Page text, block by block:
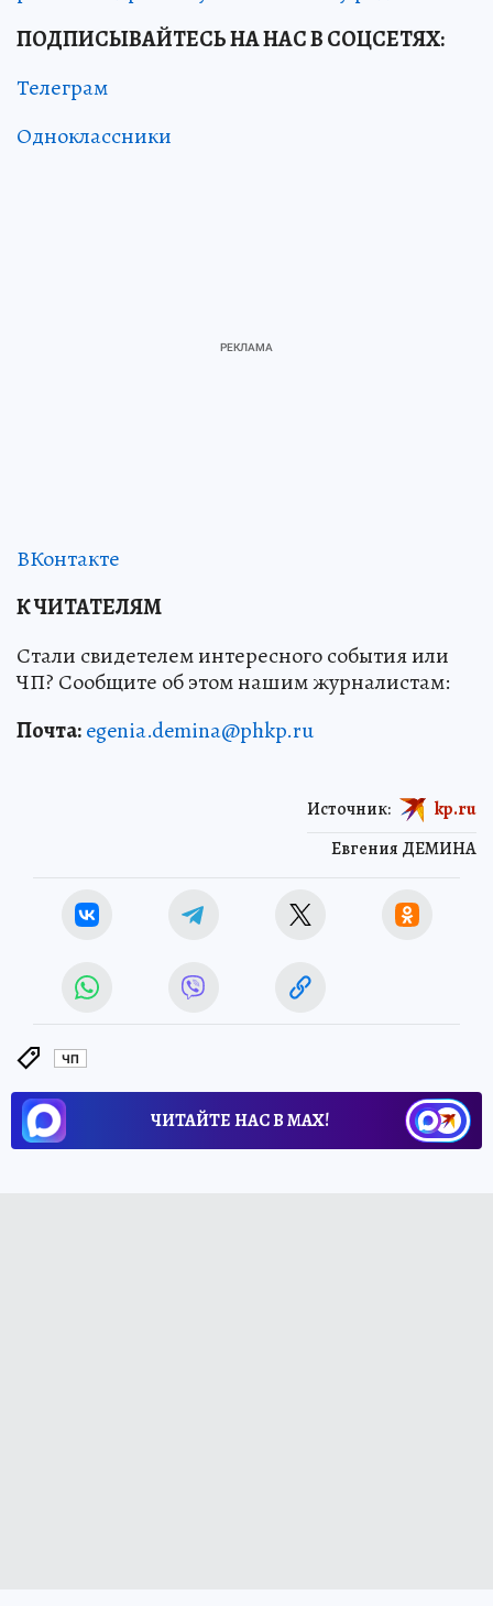
ПОДПИСЫВАЙТЕСЬ НА НАС В СОЦСЕТЯХ:
Телеграм
Одноклассники
ВКонтакте
К ЧИТАТЕЛЯМ
Стали свидетелем интересного события или
ЧП? Сообщите об этом нашим журналистам:
Почта:egenia.demina@phkp.ru
Евгения ДЕМИНА
Источник: kp.ru
ЧП
ЧИТАЙТЕ НАС В МАХ!